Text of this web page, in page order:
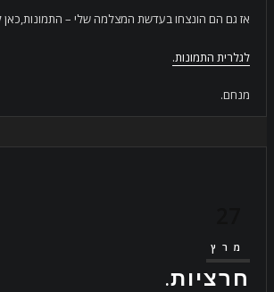
אז גם הם הונצחו בעדשת המצלמה שלי – התמונות,כאן
לגלרית התמונות.
מנחם.
מרץ
חרציות.